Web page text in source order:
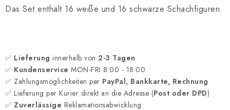
Das Set enthält 16 weiße und 16 schwarze Schachfiguren.
✅ Lieferung innerhalb von 2-3 Tagen
✅ Kundenservice MON-FRI 8:00 - 18:00
✅ Zahlungsmöglichkeiten per PayPal, Bankkarte, Rechnung
✅ Lieferung per Kurier direkt an die Adresse (Post oder DPD)
✅ Zuverlässige Reklamationsabwicklung